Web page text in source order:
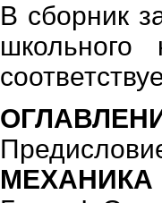
В сборник
МЕХАНИКА